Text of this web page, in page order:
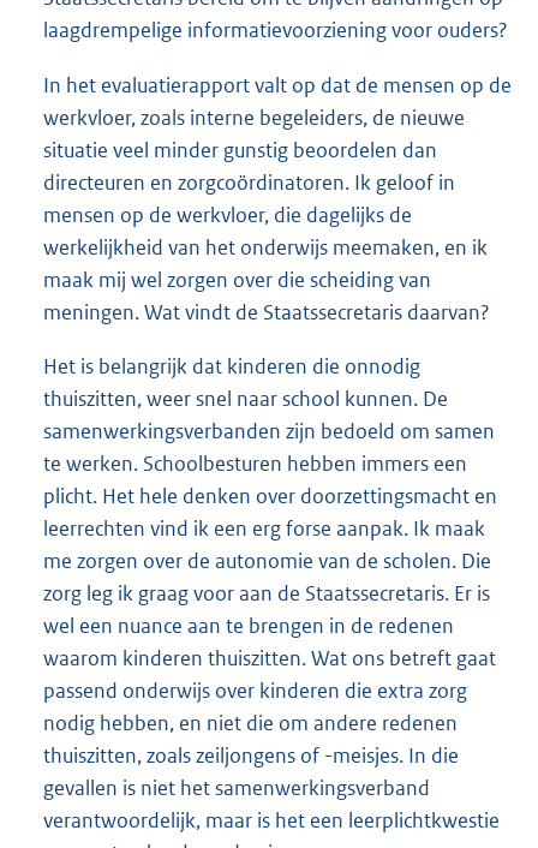
laagdrempelige informatievoorziening voor ouders?
In het evaluatierapport valt op dat de mensen op de
werkvloer, zoals interne begeleiders, de nieuwe
situatie veel minder gunstig beoordelen dan
directeuren en zorgcoördinatoren. Ik geloof in
mensen op de werkvloer, die dagelijks de
werkelijkheid van het onderwijs meemaken, en ik
maak mij wel zorgen over die scheiding van
meningen. Wat vindt de Staatssecretaris daarvan?
Het is belangrijk dat kinderen die onnodig
thuiszitten, weer snel naar school kunnen. De
samenwerkingsverbanden zijn bedoeld om samen
te werken. Schoolbesturen hebben immers een
plicht. Het hele denken over doorzettingsmacht en
leerrechten vind ik een erg forse aanpak. Ik maak
me zorgen over de autonomie van de scholen. Die
zorg leg ik graag voor aan de Staatssecretaris. Er is
wel een nuance aan te brengen in de redenen
waarom kinderen thuiszitten. Wat ons betreft gaat
passend onderwijs over kinderen die extra zorg
nodig hebben, en niet die om andere redenen
thuiszitten, zoals zeiljongens of -meisjes. In die
gevallen is niet het samenwerkingsverband
verantwoordelijk, maar is het een leerplichtkwestie